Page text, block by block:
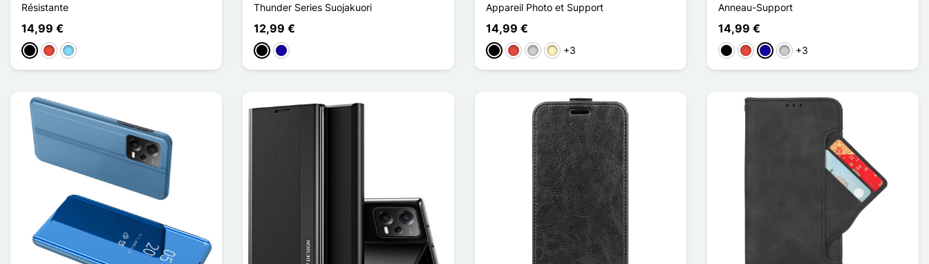
Résistante
14,99 €
MustaPunainenBleu Clair
Thunder Series Suojakuori
12,99 €
MustaBleu Foncé
Appareil Photo et Support
14,99 €
MustaPunainen
Argenté
Doré+3
Anneau-Support
14,99 €
MustaPunainen
Bleu Foncé
Argenté
+3